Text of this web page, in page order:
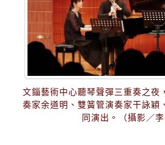
文錙藝術中心聽琴聲彈三重奏之夜
奏家余道明、雙簧管演奏家干詠穎
同演出。（攝影／李